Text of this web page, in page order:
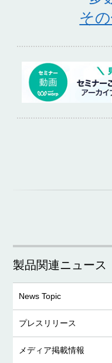
そ
製品関連ニュース
News Topic
プレスリリース
メディア掲載情報